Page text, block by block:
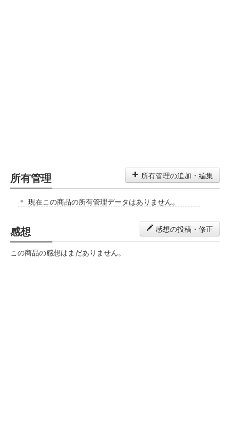
所有管理 所有管理の追加・編集
現在この商品の所有管理データはありません。
感想 感想の投稿・修正
この商品の感想はまだありません。